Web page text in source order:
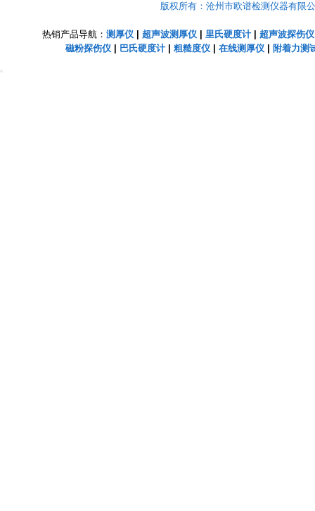
版权所有：沧州市欧谱检测仪器有限
热销产品导航： 测厚仪 超声波测厚仪 里氏硬度计| 超声波探伤仪
磁粉探伤仪| 巴氏硬度计| 粗糙度仪| 在线测厚仪| 附着力测